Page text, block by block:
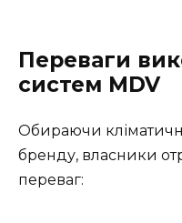
Переваги
систем MDV
Обираючи
бренду, власники
переваг: